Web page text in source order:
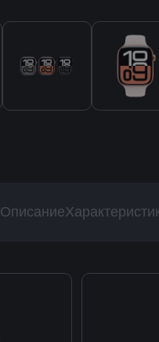
Описание